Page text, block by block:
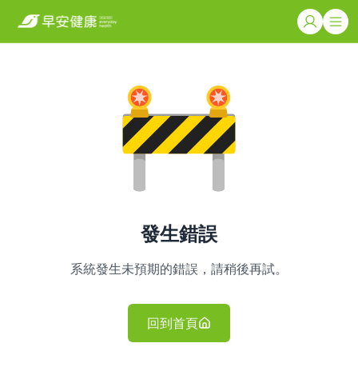
發生錯誤
系統發生未預期的錯誤，請稍後再試。
回到首頁